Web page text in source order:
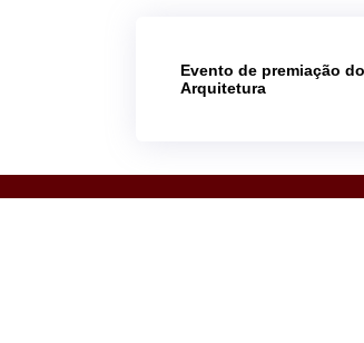
Evento de premiação
Arquitetura